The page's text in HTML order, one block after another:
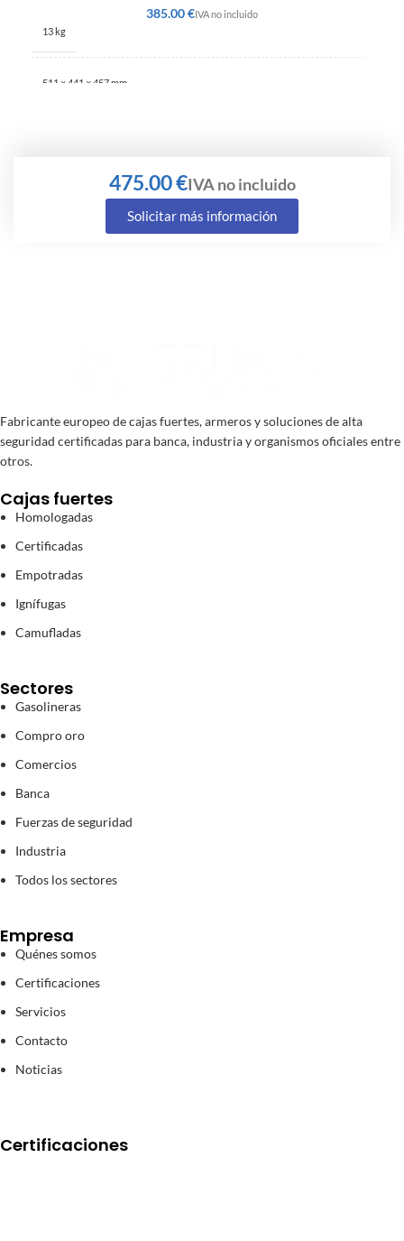
€
13 kg
511 × 441 × 457 mm
€
Solicitar más información
Fabricante europeo de cajas fuertes, armeros y soluciones de alta
seguridad certificadas para banca, industria y organismos oficiales entre
otros.
Cajas fuertes
Homologadas
Certificadas
Empotradas
Ignífugas
Camufladas
Sectores
Gasolineras
Compro oro
Comercios
Banca
Fuerzas de seguridad
Industria
Todos los sectores
Empresa
Quénes somos
Certificaciones
Servicios
Contacto
Noticias
Certificaciones